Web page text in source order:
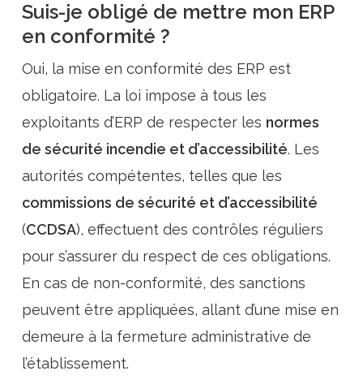
Suis-je obligé de mettre mon ERP
en conformité ?
Oui, la mise en conformité des ERP est
obligatoire. La loi impose à tous les
exploitants d’ERP de respecter les normes
de sécurité incendie et d’accessibilité. Les
autorités compétentes, telles que les
commissions de sécurité et d’accessibilité
(CCDSA), effectuent des contrôles réguliers
pour s’assurer du respect de ces obligations.
En cas de non-conformité, des sanctions
peuvent être appliquées, allant d’une mise en
demeure à la fermeture administrative de
l’établissement.